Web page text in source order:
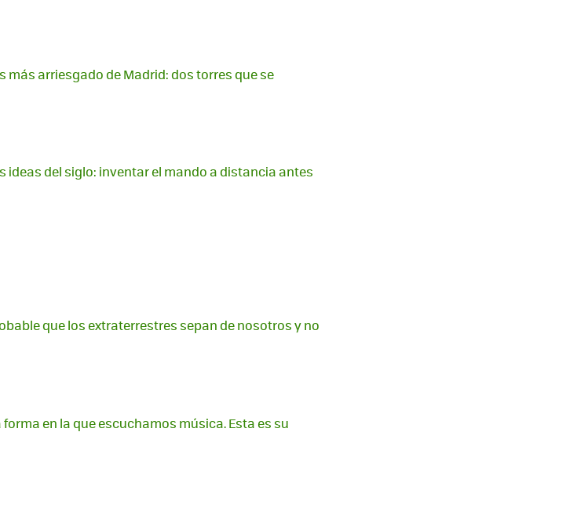
más arriesgado de Madrid: dos torres que se
ideas del siglo: inventar el mando a distancia antes
que los extraterrestres sepan de nosotros y no
en la que escuchamos música. Esta es su